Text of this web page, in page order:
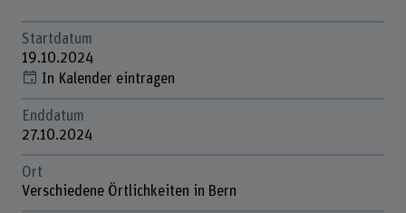
Startdatum
19.10.2024
In Kalender eintragen
Enddatum
27.10.2024
Ort
Verschiedene Örtlichkeiten in Bern